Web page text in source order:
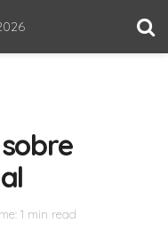
1 min read